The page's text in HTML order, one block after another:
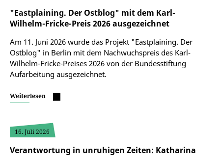
"Eastplaining. Der Ostblog" mit dem Karl-
Wilhelm-Fricke-Preis 2026 ausgezeichnet
Am 11. Juni 2026 wurde das Projekt "Eastplaining. Der
Ostblog" in Berlin mit dem Nachwuchspreis des Karl-
Wilhelm-Fricke-Preises 2026 von der Bundesstiftung
Aufarbeitung ausgezeichnet.
Weiterlesen
16. Juli 2026
Verantwortung in unruhigen Zeiten: Katharina